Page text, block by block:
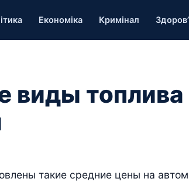
Економіка Кримінал
виды топлива
такие средние цены на